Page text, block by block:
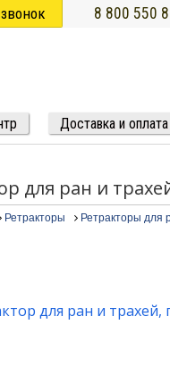
8 800 550
Доставка и оплата
для ран и
Ретракторы Ретракторы для